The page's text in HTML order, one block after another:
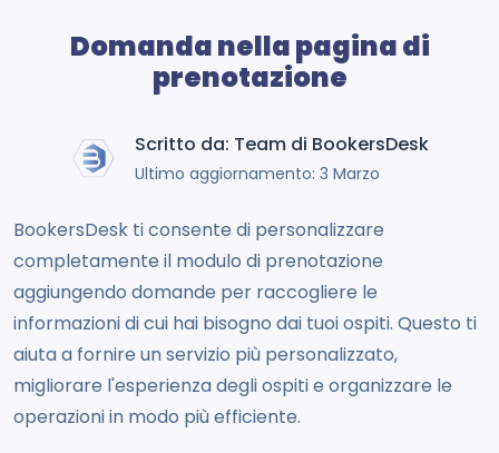
Domanda nella pagina di
prenotazione
Scritto da: Team di BookersDesk
Ultimo aggiornamento: 3 Marzo
BookersDesk ti consente di personalizzare
completamente il modulo di prenotazione
aggiungendo domande per raccogliere le
informazioni di cui hai bisogno dai tuoi ospiti. Questo ti
aiuta a fornire un servizio più personalizzato,
migliorare l'esperienza degli ospiti e organizzare le
operazioni in modo più efficiente.